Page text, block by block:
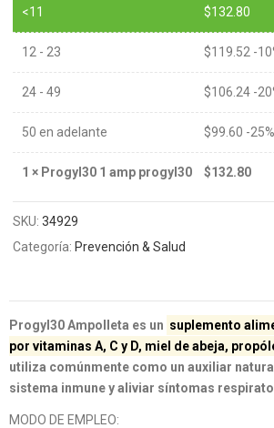
<11 $132.80
12 - 23 $119.52 -
24 - 49 $106.24 -
50 en adelante $99.60 -
1 × Progyl30 1 amp progyl30 $132.80
SKU:34929
Categoría: Prevención & Salud
Progyl30 Ampolleta es un suplemento
por vitaminas A, C y D, miel de abeja,
utiliza comúnmente como un auxiliar
sistema inmune y aliviar síntomas
MODO DE EMPLEO: